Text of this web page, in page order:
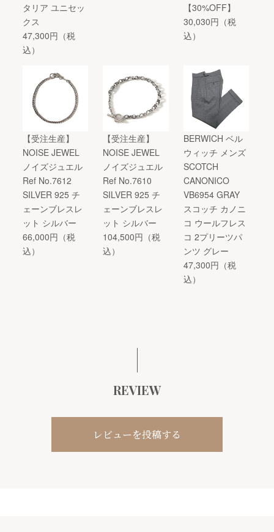
タリア ユニセッ
クス
47,300円（税
込）
【30%OFF】
30,030円（税
込）
【受注生産】
NOISE JEWEL
ノイズジュエル
Ref No.7612
SILVER 925 チ
ェーンブレスレ
ット シルバー
66,000円（税
込）
【受注生産】
NOISE JEWEL
ノイズジュエル
Ref No.7610
SILVER 925 チ
ェーンブレスレ
ット シルバー
104,500円（税
込）
BERWICH ベル
ウィッチ メンズ
SCOTCH
CANONICO
VB6954 GRAY
スコッチ カノニ
コ ウールフレス
コ 2プリーツパ
ンツ グレー
47,300円（税
込）
REVIEW
レビューを投稿する